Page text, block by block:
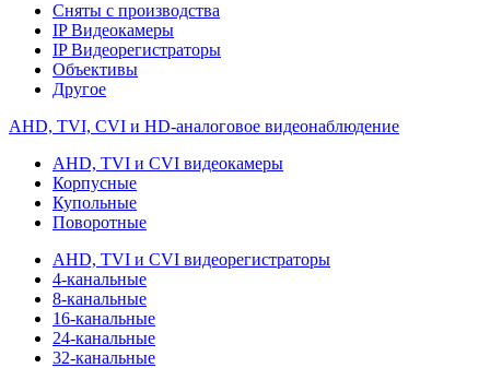
Сняты с производства
IP Видеокамеры
IP Видеорегистраторы
Объективы
Другое
AHD, TVI, CVI и HD-аналоговое видеонаблюдение
AHD, TVI и CVI видеокамеры
Корпусные
Купольные
Поворотные
AHD, TVI и CVI видеорегистраторы
4-канальные
8-канальные
16-канальные
24-канальные
32-канальные